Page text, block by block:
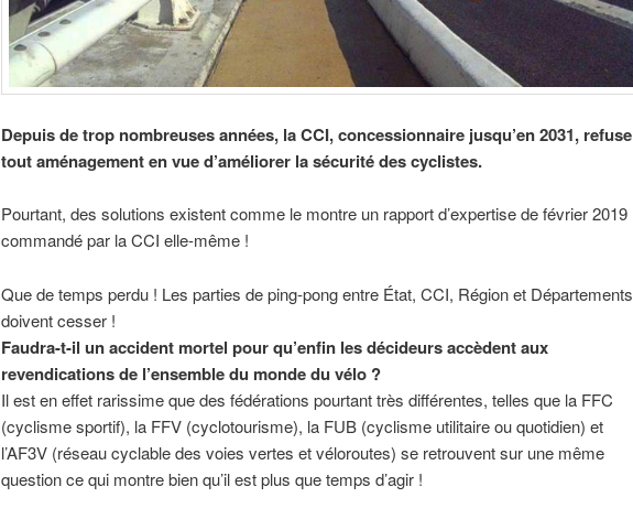
Depuis de trop nombreuses années, la CCI, concessionnaire jusqu’en 2031, refuse
tout aménagement en vue d’améliorer la sécurité des cyclistes.
Pourtant, des solutions existent comme le montre un rapport d’expertise de février 2019
commandé par la CCI elle-même !
Que de temps perdu ! Les parties de ping-pong entre État, CCI, Région et Départements
doivent cesser !
Faudra-t-il un accident mortel pour qu’enfin les décideurs accèdent aux
revendications de l’ensemble du monde du vélo ?
Il est en effet rarissime que des fédérations pourtant très différentes, telles que la FFC
(cyclisme sportif), la FFV (cyclotourisme), la FUB (cyclisme utilitaire ou quotidien) et
l’AF3V (réseau cyclable des voies vertes et véloroutes) se retrouvent sur une même
question ce qui montre bien qu’il est plus que temps d’agir !